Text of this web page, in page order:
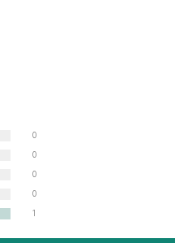
0
0
0
0
1